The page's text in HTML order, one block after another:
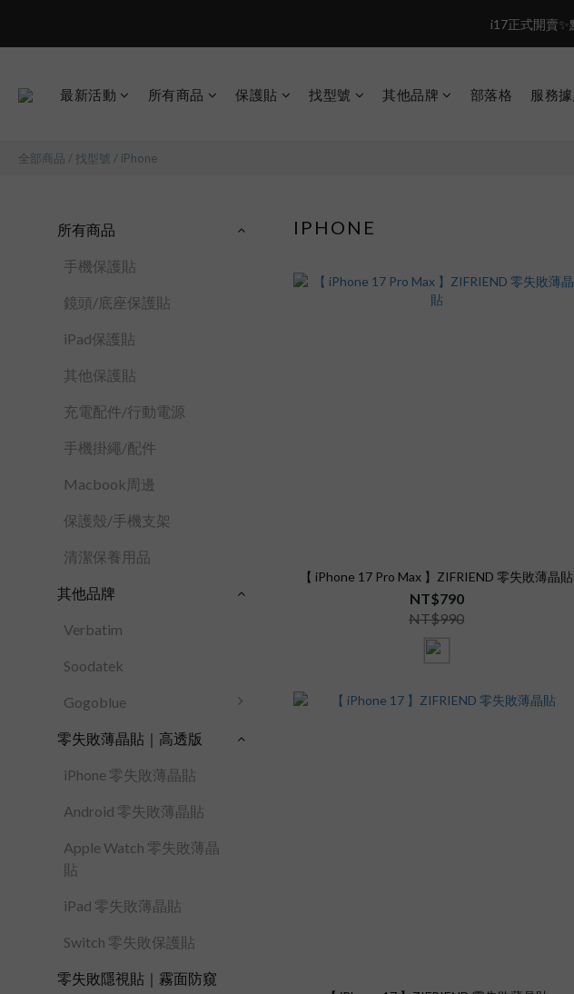
盛夏限定☀️週週
i17正式開賣
最新活動 所有商品 保護貼 找型號 其他品牌 部落格 服務
全部商品 /找型號 / iPhone
所有商品
手機保護貼
鏡頭/底座保護貼
iPad保護貼
其他保護貼
充電配件/行動電源
手機掛繩/配件
Macbook周邊
保護殼/手機支架
清潔保養用品
其他品牌
Verbatim
Soodatek
Gogoblue
零失敗薄晶貼｜高透版
iPhone 零失敗薄晶貼
Android 零失敗薄晶貼
Apple Watch 零失敗薄晶
貼
iPad 零失敗薄晶貼
Switch 零失敗保護貼
零失敗隱視貼｜霧面防窺
IPHONE
【 iPhone 17 Pro Max 】ZIFRIEND 零失敗薄晶貼
NT$790
NT$990